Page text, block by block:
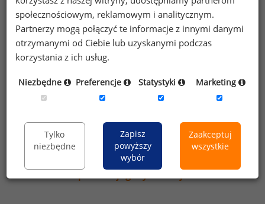
że zapoznałem się z treściąinformacji na
temat przetwarzania.
regulaminu kopiowanie, przetwarzanie i
wykorzystywanie tekstów oraz danych portalu w
innych celach niż do użytku osobistego wymaga
społecznościowym, reklamowym i analitycznym.
Partnerzy mogą połączyć te informacje z innymi danymi
otrzymanymi od Ciebie lub uzyskanymi podczas
korzystania z ich usług.
Niezbędne Preferencje Statystyki Marketing
Tylko
niezbędne
Zapisz
powyższy
wybór
Zaakceptuj
wszystkie